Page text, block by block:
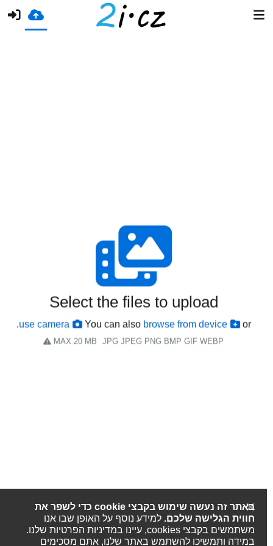
Select the files to upload
You can alsobrowse from device or
use camera
.
JPG JPEG PNG BMP GIF WEBP
MAX 20 MB
באתר זה נעשה שימוש בקבצי cookie כדי לשפר את
חווית הגלישה שלכם.למידע נוסף על האופן שבו אנו
משתמשים בקבצי cookies, עיינו במדיניות הפרטיות שלנו.
במידה ותמשיכו להשתמש באתר שלנו, אתם מסכימים